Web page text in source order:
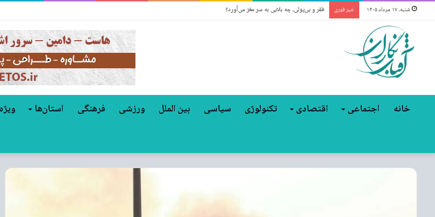
شنبه, ۱۷ مرداد ۱۴۰۵ خبر فوری فقر و بی‌پولی، چه بلایی به سر مغز می‌آورد؟
خانه اجتماعی اقتصادی تکنولوژی سیاسی بین الملل ورزشی فرهنگی استان‌ها ویژه